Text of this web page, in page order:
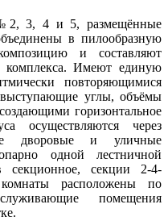
3, 4 и 5, размещённые
в пилообразную
и составляют
комплекса. Имеют единую
повторяющимися
углы, объёмы
горизонтальное
осуществляются через
дворовые и уличные
одной лестничной
секционное, секции 2-4-
расположены по
помещения